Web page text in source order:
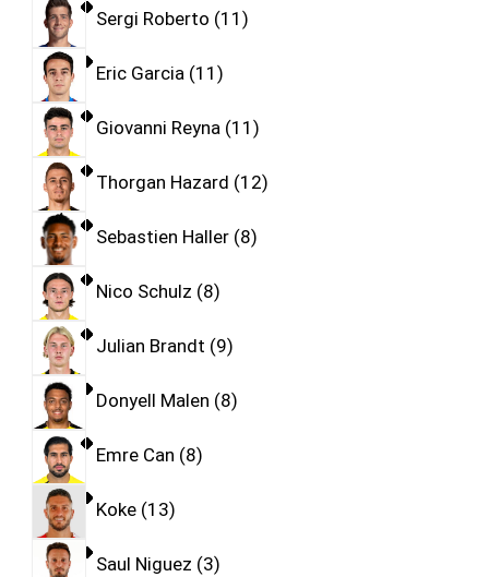
Sergi Roberto 11
Eric Garcia 11
Giovanni Reyna 11
Thorgan Hazard 12
Sebastien Haller 8
Nico Schulz 8
Julian Brandt 9
Donyell Malen 8
Emre Can 8
Koke 13
Saul Niguez 3